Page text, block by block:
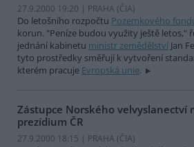
27.9.2000 19:20 | PRAHA (ČIA)
Do letošního rozpočtu Pozemkového
korun. "Peníze budou využity ještě letos,"
jednání kabinetu ministr zemědělství Jan
tyto prostředky směřují k vytvoření
kterém pracuje Evropská unie.
Zástupce Norského velvyslanectví
prezídium ČR
27.9.2000 18:15 | PRAHA (ČIA)